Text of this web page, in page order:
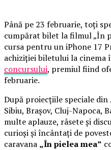
Până pe 23 februarie, toți
cumpărat bilet la filmul „În
cursa pentru un iPhone 17
achiziției biletului la cinema
concursului, premiul fiind
februarie.
După proiecțiile speciale
Sibiu, Brașov, Cluj-Napoca,
multe aplauze, râsete și
curioși și încântați de
caravana „În pielea mea”